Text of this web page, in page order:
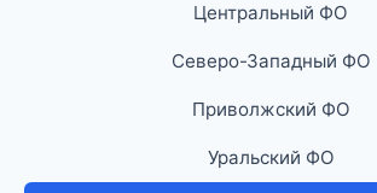
Центральный ФО
Северо-Западный ФО
Приволжский ФО
Уральский ФО